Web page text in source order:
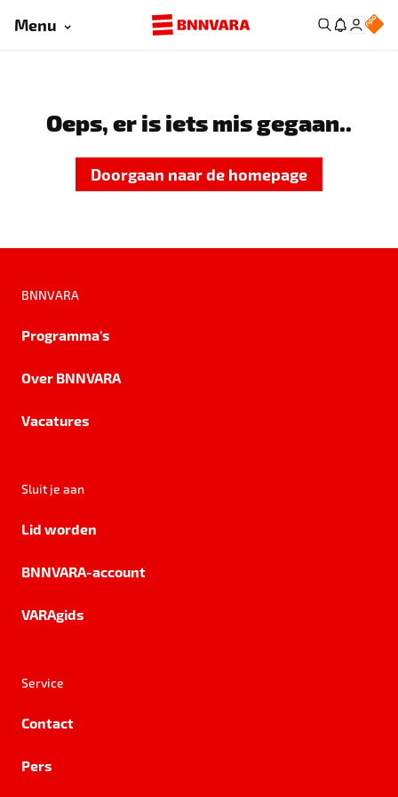
Menu
Oeps, er is iets mis gegaan..
Doorgaan naar de homepage
BNNVARA
Programma's
Over BNNVARA
Vacatures
Sluit je aan
Lid worden
BNNVARA-account
VARAgids
Service
Contact
Pers